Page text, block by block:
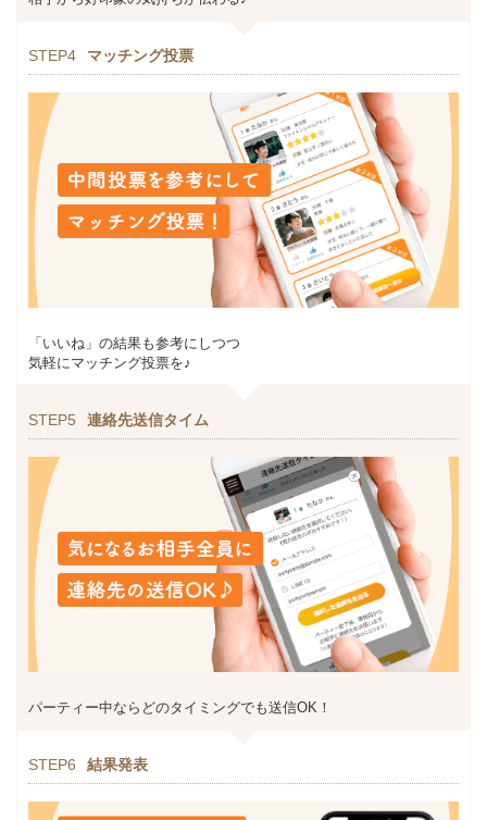
STEP4 マッチング投票
「いいね」の結果も参考にしつつ
気軽にマッチング投票を♪
STEP5 連絡先送信タイム
パーティー中ならどのタイミングでも送信OK！
STEP6 結果発表